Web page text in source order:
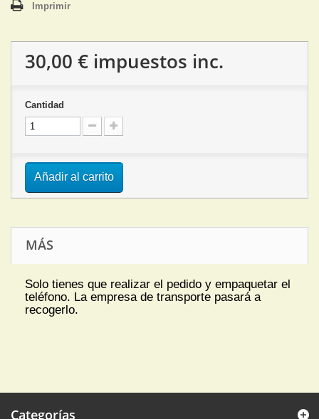
Imprimir
30,00 € impuestos inc.
Cantidad
Añadir al carrito
MÁS
Solo tienes que realizar el pedido y empaquetar el
teléfono. La empresa de transporte pasará a
recogerlo.
Categorías